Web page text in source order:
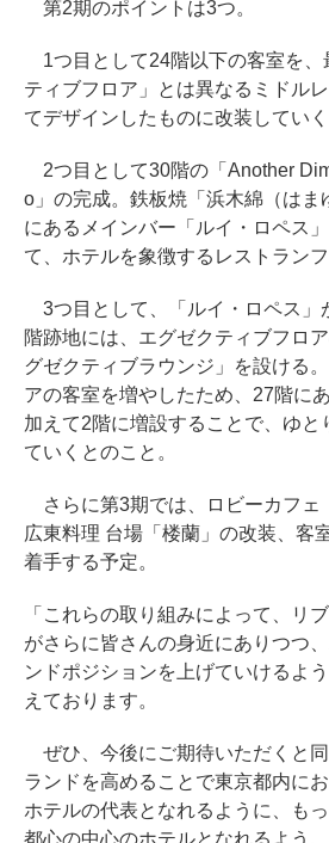
第2期のポイントは3つ。
1つ目として24階以下の客室を、
ティブフロア」とは異なるミドル
てデザインしたものに改装していく
2つ目として30階の「Another
o」の完成。鉄板焼「浜木綿（はま
にあるメインバー「ルイ・ロペス
て、ホテルを象徴するレストラン
3つ目として、「ルイ・ロペス」
階跡地には、エグゼクティブフロ
グゼクティブラウンジ」を設ける
アの客室を増やしたため、27階に
加えて2階に増設することで、ゆと
ていくとのこと。
さらに第3期では、ロビーカフェ
広東料理 台場「楼蘭」の改装、客
着手する予定。
「これらの取り組みによって、リ
がさらに皆さんの身近にありつつ
ンドポジションを上げていけるよ
えております。
ぜひ、今後にご期待いただくと
ランドを高めることで東京都内に
ホテルの代表となれるように、も
都心の中心のホテルとなれるよう